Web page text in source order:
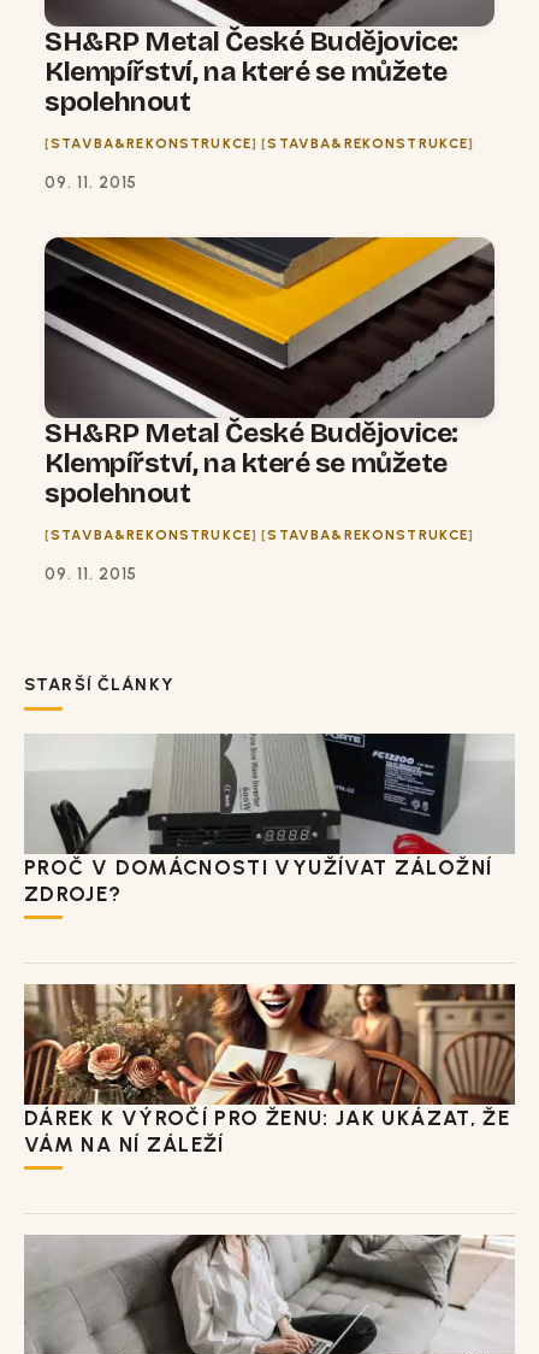
SH&RP Metal České Budějovice:
Klempířství, na které se můžete
spolehnout
STAVBA&REKONSTRUKCE STAVBA&REKONSTRUKCE
09. 11. 2015
SH&RP Metal České Budějovice:
Klempířství, na které se můžete
spolehnout
STAVBA&REKONSTRUKCE STAVBA&REKONSTRUKCE
09. 11. 2015
STARŠÍ ČLÁNKY
PROČ V DOMÁCNOSTI VYUŽÍVAT ZÁLOŽNÍ
ZDROJE?
DÁREK K VÝROČÍ PRO ŽENU: JAK UKÁZAT, ŽE
VÁM NA NÍ ZÁLEŽÍ